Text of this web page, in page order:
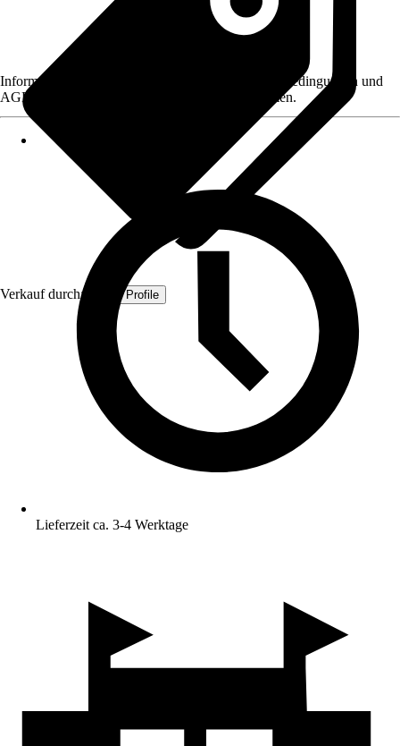
Verkauf durch: Quest Profile
Informationen des Verkäufers, wie z. B. Rückgabebedingungen und
AGB, finden Sie bei Klick auf den Verkäufernamen.
Lieferzeit ca. 3-4 Werktage